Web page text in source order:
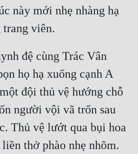
này mới nhẹ nhàng hạ
viên.
đệ cùng Trác Vân
họ hạ xuống cạnh A
đội thủ vệ hướng chỗ
người vội vã trốn sau
Thủ vệ lướt qua bụi hoa
thở phào nhẹ nhõm.